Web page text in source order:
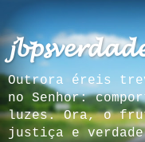
Outrora éreis
no Senhor:
luzes. Ora, o
justiça e